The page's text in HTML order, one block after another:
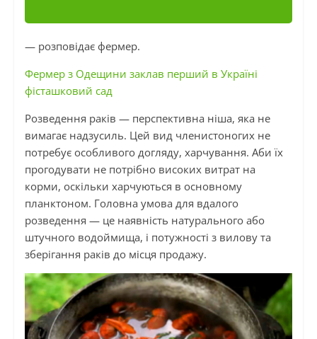
— розповідає фермер.
Фермер з Одещини заклав перший в Україні
фісташковий сад
Розведення раків — перспективна ніша, яка не
вимагає надзусиль. Цей вид членистоногих не
потребує особливого догляду, харчування. Аби їх
прогодувати не потрібно високих витрат на
корми, оскільки харчуються в основному
планктоном. Головна умова для вдалого
розведення — це наявність натурального або
штучного водоймища, і потужності з вилову та
зберігання раків до місця продажу.